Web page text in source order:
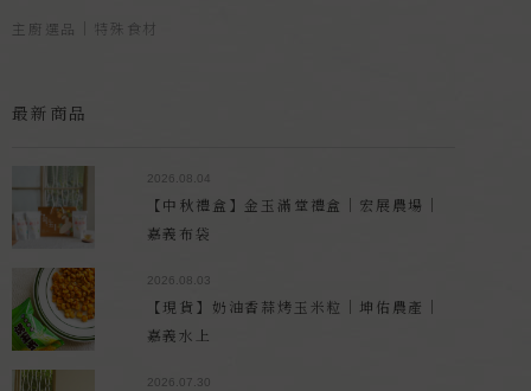
主廚選品｜特殊食材
最新商品
2026.08.04
【中秋禮盒】金玉滿堂禮盒｜宏展農場｜
嘉義布袋
2026.08.03
【現貨】奶油香蒜烤玉米粒｜坤佑農產｜
嘉義水上
2026.07.30